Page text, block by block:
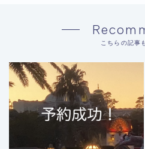
こちらの記事